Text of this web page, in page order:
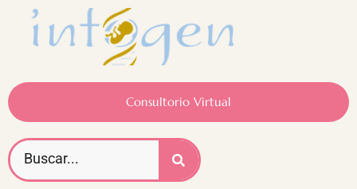
Consultorio Virtual